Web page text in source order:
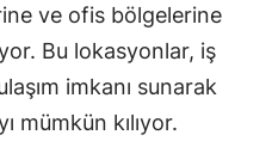
ve ofis bölgelerine
Bu lokasyonlar, iş
imkanı sunarak
mümkün kılıyor.